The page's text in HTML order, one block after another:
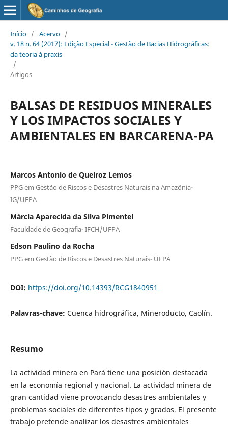
Início / Acervo /
v. 18 n. 64 (2017): Edição Especial - Gestão de Bacias Hidrográficas:
da teoria à praxis
/
Artigos
BALSAS DE RESIDUOS MINERALES
Y LOS IMPACTOS SOCIALES Y
AMBIENTALES EN BARCARENA-PA
Marcos Antonio de Queiroz Lemos
PPG em Gestão de Riscos e Desastres Naturais na Amazônia-
IG/UFPA
Márcia Aparecida da Silva Pimentel
Faculdade de Geografia- IFCH/UFPA
Edson Paulino da Rocha
PPG em Gestão de Riscos e Desastres Naturais- UFPA
DOI: https://doi.org/10.14393/RCG1840951
Palavras-chave: Cuenca hidrográfica, Mineroducto, Caolín.
Resumo
La actividad minera en Pará tiene una posición destacada
en la economía regional y nacional. La actividad minera de
gran cantidad viene provocando desastres ambientales y
problemas sociales de diferentes tipos y grados. El presente
trabajo pretende analizar los desastres ambientales